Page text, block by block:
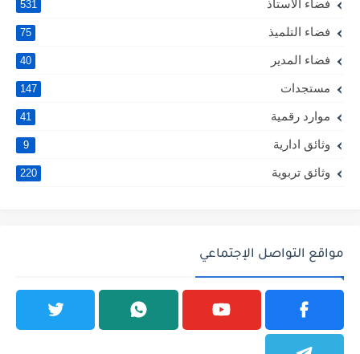
فضاء الأستاذ 531
فضاء التلميذ 75
فضاء المدير 40
مستجدات 147
موارد رقمية 41
وثائق ادارية 9
وثائق تربوية 220
مواقع التواصل الإجتماعي